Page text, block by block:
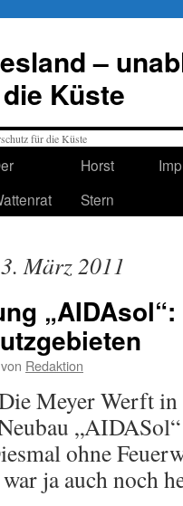
–
Küste
Horst
Stern
März 2011
von Redaktion
Meyer Werft
ohne
war ja auch